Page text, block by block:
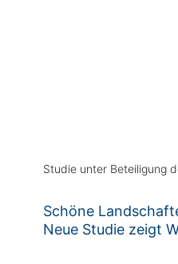
Studie unter Beteiligung
Schöne
Neue Studie zeigt